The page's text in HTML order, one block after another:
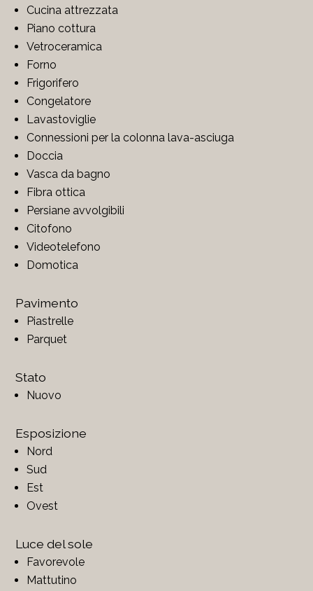
Cucina attrezzata
Piano cottura
Vetroceramica
Forno
Frigorifero
Congelatore
Lavastoviglie
Connessioni per la colonna lava-asciuga
Doccia
Vasca da bagno
Fibra ottica
Persiane avvolgibili
Citofono
Videotelefono
Domotica
Pavimento
Piastrelle
Parquet
Stato
Nuovo
Esposizione
Nord
Sud
Est
Ovest
Luce del sole
Favorevole
Mattutino